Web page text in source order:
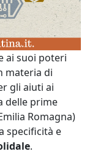
ai suoi poteri
materia di
gli aiuti ai
delle prime
Romagna)
specificità e
.